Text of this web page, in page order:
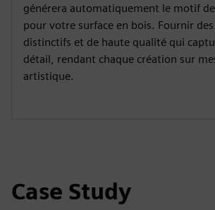
générera automatiquement le motif
pour votre surface en bois. Fournir
distinctifs et de haute qualité qui
détail, rendant chaque création sur
artistique.
Case Study